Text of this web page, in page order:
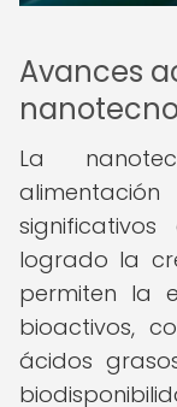
Avances
La
logrado la
permiten la
bioactivos,
ácidos